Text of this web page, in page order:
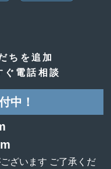
ちを追加
ぐ電話相談
中！
ざいます ご了承くだ